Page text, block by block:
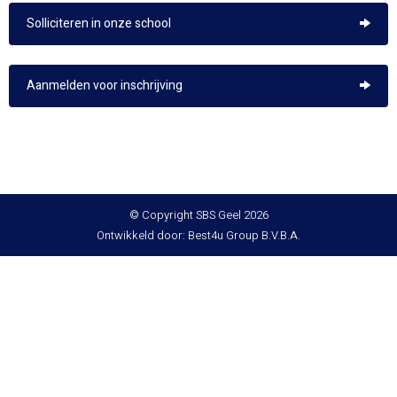
Solliciteren in onze school
Aanmelden voor inschrijving
© Copyright SBS Geel 2026
Ontwikkeld door: Best4u Group B.V.B.A.